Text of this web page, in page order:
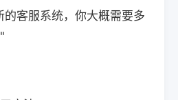
的客服系统，你大概需要多